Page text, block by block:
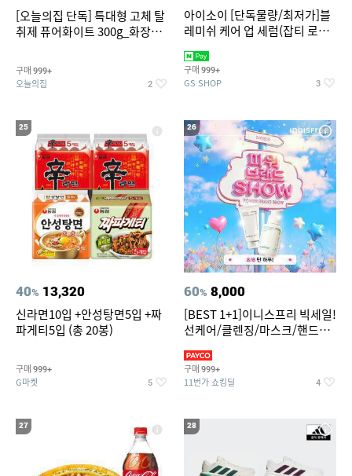
[오늘의집 단독] 특대형 고체 탈
취제 퓨어화이트 300g_화장실
구매 999+
오늘의집 2
아이소이 [단독물량/최저가]블
레미쉬 케어 업 세럼(잡티 로즈
2027-04-24)
구매 999+
GS SHOP 3
25
40% 13,320
신라면10입 +안성탕면5입 +짜
파게티5입 (총 20봉)
구매 999+
G마켓 5
26
60% 8,000
[BEST 1+1]이니스프리 빅세일!
선케어/클렌징/마스크/핸드크
구매 999+
11번가 쇼킹딜 4
27 28